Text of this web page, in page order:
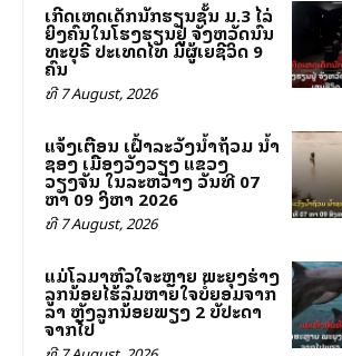
ເກີດເຫດເດັກນັກຮຽນຊັ້ນ ມ.3 ໄລ່
ຍິງຄົນໃນໂຮງຮຽນຢູ່ ຈັງຫວັດນົນ
ທະບຸຣີ ປະເທດໄທ ມີຜູ້ເສຍຊີວິດ 9
ຄົນ
ທີ 7 August, 2026
ແຈ້ງເຕືອນ ເຝົ້າລະວັງນ້ຳຖ້ວມ ນ້ຳ
ຊອງ ເມືອງວັງວຽງ ແຂວງ
ວຽງຈັນ ໃນລະຫວ່າງ ວັນທີ 07
ຫາ 09 ສິງຫາ 2026
ທີ 7 August, 2026
ແມ່ໂລມາຫົວໃຈສະຫຼາຍ ພະຍຸງຮ່າງ
ລູກນ້ອຍໄຮ້ລົມຫາຍໃຈບໍ່ຍອມຈາກ
ລາ ຫຼັງລູກນ້ອຍພຽງ 2 ສັບປະດາ
ຈາກໄປ